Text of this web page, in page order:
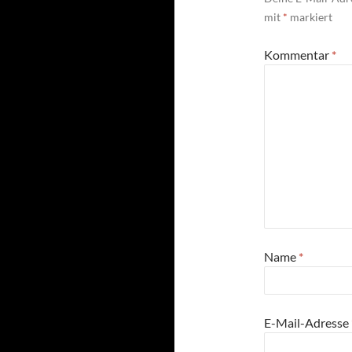
mit * markiert
Kommentar *
Name *
E-Mail-Adresse